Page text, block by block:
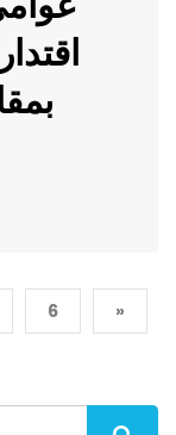
6 »